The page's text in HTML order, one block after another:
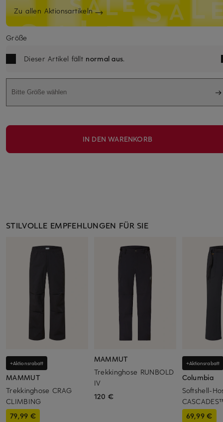
Zu allen Aktionsartikeln
Größe
Dieser Artikel fällt normal aus.
Bitte Größe wählen
IN DEN WARENKORB
STILVOLLE EMPFEHLUNGEN FÜR SIE
+Aktionsrabatt
MAMMUT
Trekkinghose CRAG
CLIMBING
79,99 €
MAMMUT
Trekkinghose RUNBOLD
IV
120 €
+Aktionsrabatt
Columbia
Softshell-
69,99 €